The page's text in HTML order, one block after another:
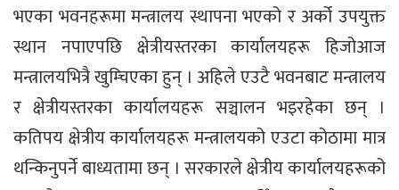
भएका भवनहरूमा मन्त्रालय स्थापना भएको र अर्को उपयुक्त
स्थान नपाएपछि क्षेत्रीयस्तरका कार्यालयहरू हिजोआज
मन्त्रालयभित्रै खुम्चिएका हुन् । अहिले एउटै भवनबाट मन्त्रालय
र क्षेत्रीयस्तरका कार्यालयहरू सञ्चालन भइरहेका छन् ।
कतिपय क्षेत्रीय कार्यालयहरू मन्त्रालयको एउटा कोठामा मात्र
थन्किनुपर्ने बाध्यतामा छन् । सरकारले क्षेत्रीय कार्यालयहरूको